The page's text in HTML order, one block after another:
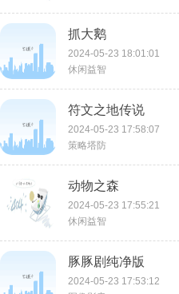
抓大鹅
2024-05-23 18:01:01
休闲益智
符文之地传说
2024-05-23 17:58:07
策略塔防
动物之森
2024-05-23 17:55:21
休闲益智
豚豚剧纯净版
2024-05-23 17:53:12